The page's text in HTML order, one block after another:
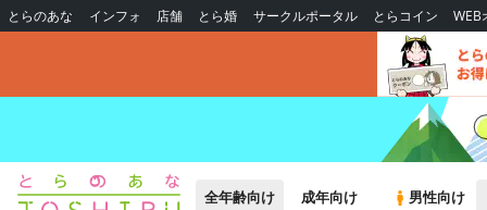
とらのあな インフォ 店舗 とら婚 サークルポータル とらコイン WEB
全年齢向け 成年向け 男性向け